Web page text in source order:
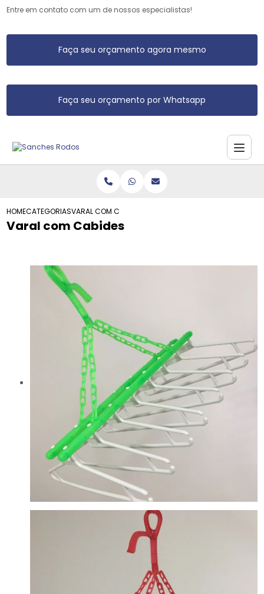
Entre em contato com um de nossos especialistas!
Faça seu orçamento agora mesmo
Faça seu orçamento por Whatsapp
HOMECATEGORIASVARAL COM CABIDES
Varal com Cabides